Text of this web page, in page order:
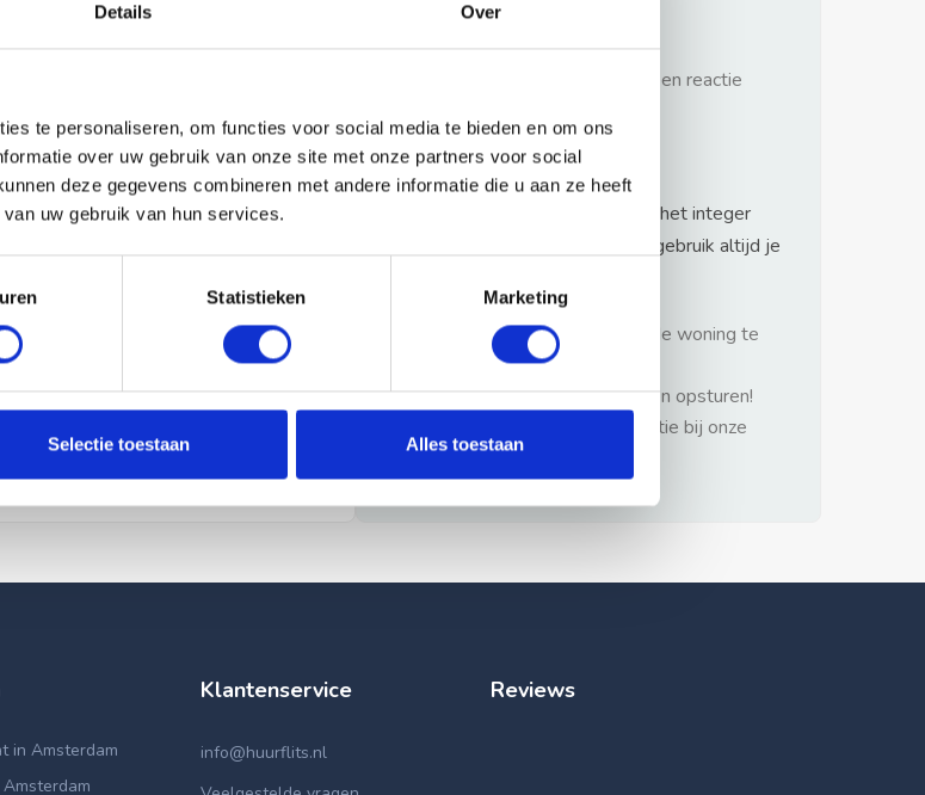
Details Over
te personaliseren, om functies voor social media te bieden en om ons
over uw gebruik van onze site met onze partners voor social
deze gegevens combineren met andere informatie die u aan ze heeft
uw gebruik van hun services.
Statistieken Marketing
Selectie toestaan Alles toestaan
Wacht niet met reageren. Snel een reactie
Waarschuwing
Huurflits hecht veel waarde aan het integer
handelen van verhuurders maar gebruik altijd je
1: Nooit vooraf betalen zonder de woning te
hebben gezien.
2: Geen persoonlijke documenten opsturen!
3: Meld bij misbruik de advertentie bij onze
klantenservice.
in Amsterdam
Klantenservice
info@huurflits.nl
Reviews